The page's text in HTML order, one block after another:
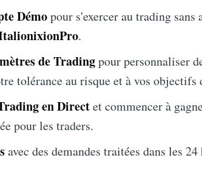
Démopour s'exercer au trading
.
de Tradingpour personnaliser
tolérance au risque et à vos objectifs
en Directet commencer à
pour les traders.
avec des demandes traitées dans les